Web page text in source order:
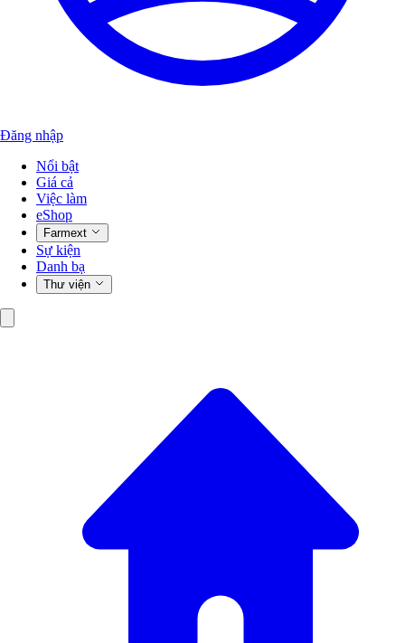
Đăng nhập
Nổi bật
Giá cả
Việc làm
eShop
Farmext
Sự kiện
Danh bạ
Thư viện